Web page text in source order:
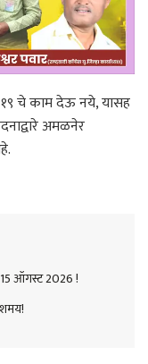
१९ चे काम देऊ नये, यासह
अमळनेर
15 ऑगस्ट 2026 !